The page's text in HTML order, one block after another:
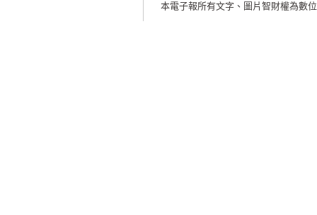
本電子報所有文字、圖片智財權為數